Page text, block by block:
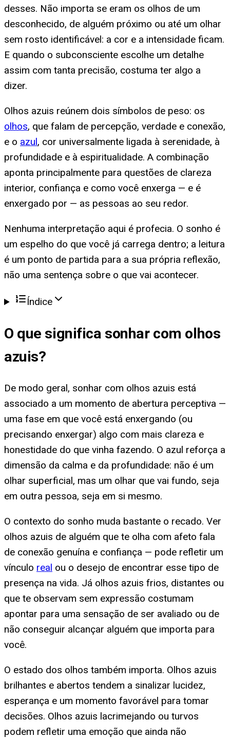
desses. Não importa se eram os olhos de um
desconhecido, de alguém próximo ou até um olhar
sem rosto identificável: a cor e a intensidade ficam.
E quando o subconsciente escolhe um detalhe
assim com tanta precisão, costuma ter algo a
dizer.
Olhos azuis reúnem dois símbolos de peso: os
olhos, que falam de percepção, verdade e conexão,
e o azul, cor universalmente ligada à serenidade, à
profundidade e à espiritualidade. A combinação
aponta principalmente para questões de clareza
interior, confiança e como você enxerga — e é
enxergado por — as pessoas ao seu redor.
Nenhuma interpretação aqui é profecia. O sonho é
um espelho do que você já carrega dentro; a leitura
é um ponto de partida para a sua própria reflexão,
não uma sentença sobre o que vai acontecer.
Índice
O que significa sonhar com olhos
azuis?
De modo geral, sonhar com olhos azuis está
associado a um momento de abertura perceptiva —
uma fase em que você está enxergando (ou
precisando enxergar) algo com mais clareza e
honestidade do que vinha fazendo. O azul reforça a
dimensão da calma e da profundidade: não é um
olhar superficial, mas um olhar que vai fundo, seja
em outra pessoa, seja em si mesmo.
O contexto do sonho muda bastante o recado. Ver
olhos azuis de alguém que te olha com afeto fala
de conexão genuína e confiança — pode refletir um
vínculo real ou o desejo de encontrar esse tipo de
presença na vida. Já olhos azuis frios, distantes ou
que te observam sem expressão costumam
apontar para uma sensação de ser avaliado ou de
não conseguir alcançar alguém que importa para
você.
O estado dos olhos também importa. Olhos azuis
brilhantes e abertos tendem a sinalizar lucidez,
esperança e um momento favorável para tomar
decisões. Olhos azuis lacrimejando ou turvos
podem refletir uma emoção que ainda não